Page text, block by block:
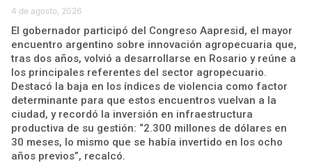
4 de agosto, 2026
El gobernador participó del Congreso Aapresid, el mayor
encuentro argentino sobre innovación agropecuaria que,
tras dos años, volvió a desarrollarse en Rosario y reúne a
los principales referentes del sector agropecuario.
Destacó la baja en los índices de violencia como factor
determinante para que estos encuentros vuelvan a la
ciudad, y recordó la inversión en infraestructura
productiva de su gestión: “2.300 millones de dólares en
30 meses, lo mismo que se había invertido en los ocho
años previos”, recalcó.